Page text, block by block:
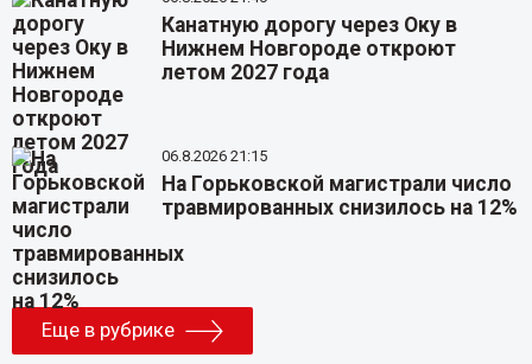
Канатную дорогу через Оку в
Нижнем Новгороде откроют
летом 2027 года
06.8.2026 21:15
На Горьковской магистрали число
травмированных снизилось на 12%
Еще в рубрике